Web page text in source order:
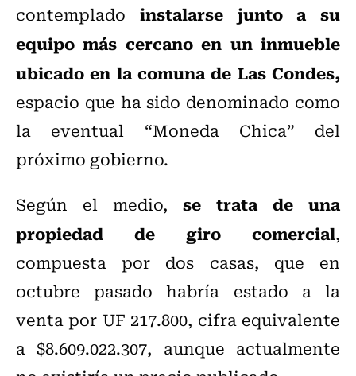
contemplado instalarse junto a su
equipo más cercano en un inmueble
ubicado en la comuna de Las Condes,
espacio que ha sido denominado como
la eventual “Moneda Chica” del
próximo gobierno.
Según el medio, se trata de una
propiedad de giro comercial,
compuesta por dos casas, que en
octubre pasado habría estado a la
venta por UF 217.800, cifra equivalente
a $8.609.022.307, aunque actualmente